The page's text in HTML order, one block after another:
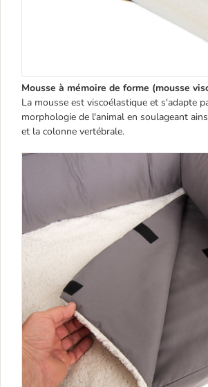
Mousse à mémoire de forme (mousse
La mousse est viscoélastique et s'adapte
morphologie de l'animal en soulageant
et la colonne vertébrale.